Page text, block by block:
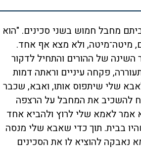
מחבל חמוש בשני סכינים. "הוא
מיטה־מיטה, ולא מצא אף אחד.
השינה של ההורים והתחיל לדקור
פקחה עיניים וראתה דמות
שלי שיתפוס אותו, ואבא, שכבר
הצליח להשכיב את המחבל על הרצפה
אמר לאמא שלי לרוץ ולהביא אחד
בבית. תוך כדי שאבא שלי מנסה
נאבקה להוציא לו את הסכינים